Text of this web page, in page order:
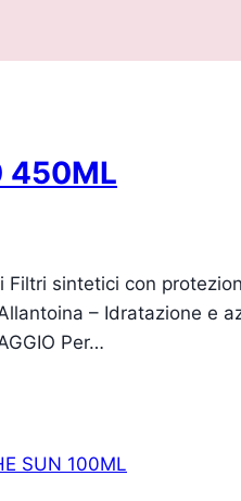
450ML
Filtri sintetici con
– Idratazione e
Per…